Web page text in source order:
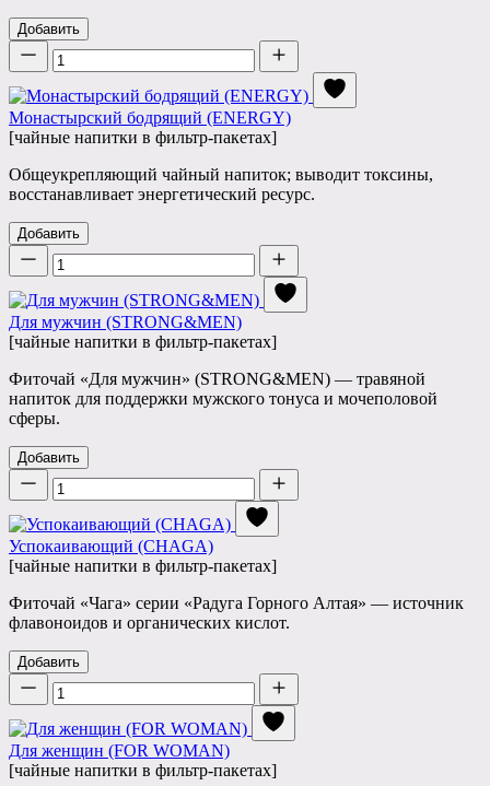
Добавить
Количество
Монастырский бодрящий (ENERGY)
[чайные напитки в фильтр-пакетах]
Общеукрепляющий чайный напиток; выводит токсины,
восстанавливает энергетический ресурс.
Добавить
Количество
Для мужчин (STRONG&MEN)
[чайные напитки в фильтр-пакетах]
Фиточай «Для мужчин» (STRONG&MEN) — травяной
напиток для поддержки мужского тонуса и мочеполовой
сферы.
Добавить
Количество
Успокаивающий (CHAGA)
[чайные напитки в фильтр-пакетах]
Фиточай «Чага» серии «Радуга Горного Алтая» — источник
флавоноидов и органических кислот.
Добавить
Количество
Для женщин (FOR WOMAN)
[чайные напитки в фильтр-пакетах]